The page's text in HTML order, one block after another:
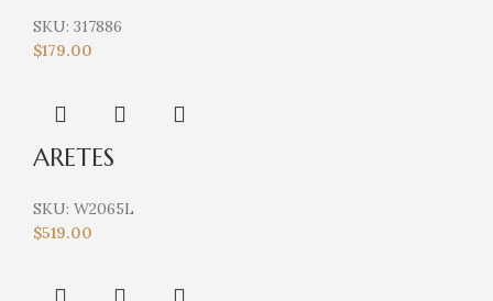
SKU: 317886
$179.00
ARETES
SKU: W2065L
$519.00